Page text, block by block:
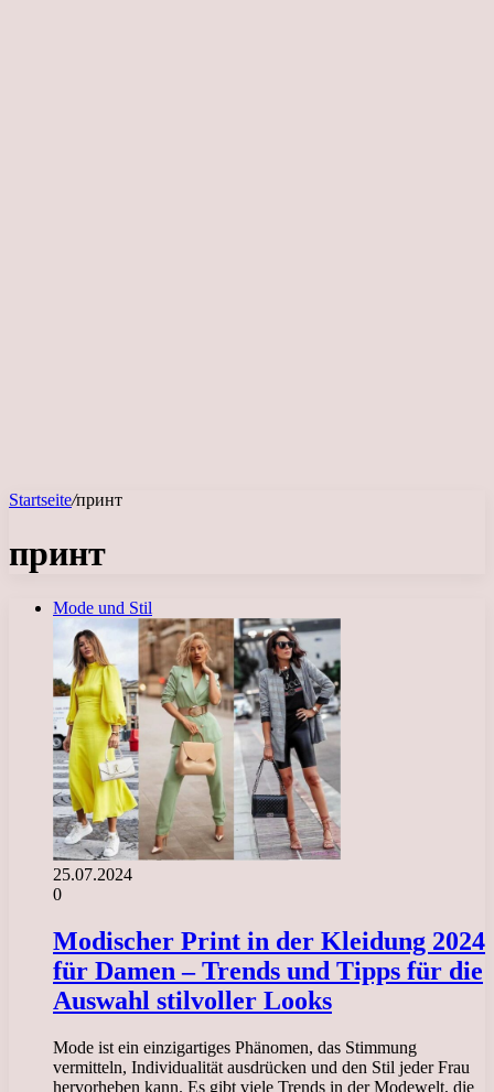
Startseite/принт
принт
Mode und Stil
25.07.2024
0
Modischer Print in der Kleidung 2024
für Damen – Trends und Tipps für die
Auswahl stilvoller Looks
Mode ist ein einzigartiges Phänomen, das Stimmung
vermitteln, Individualität ausdrücken und den Stil jeder Frau
hervorheben kann. Es gibt viele Trends in der Modewelt, die